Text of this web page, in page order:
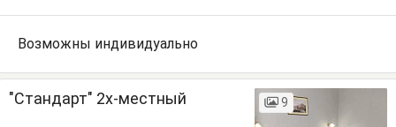
Возможны индивидуально
"Стандарт" 2х-местный 9